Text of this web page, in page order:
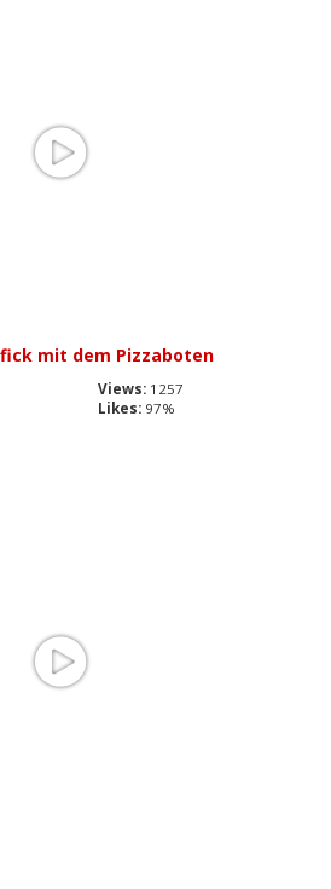
mit dem Pizzaboten
Views: 1257
Likes: 97%